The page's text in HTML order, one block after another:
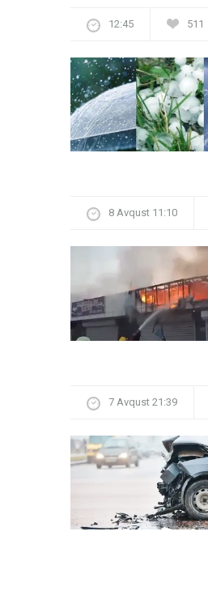
12:45 511
8 Avqust 11:10
7 Avqust 21:39